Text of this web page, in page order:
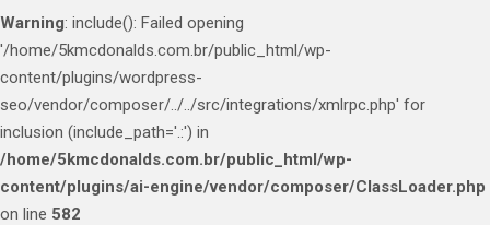
Warning: include(): Failed opening
'/home/5kmcdonalds.com.br/public_html/wp-
content/plugins/wordpress-
seo/vendor/composer/../../src/integrations/xmlrpc.php' for
inclusion (include_path='.:') in
/home/5kmcdonalds.com.br/public_html/wp-
content/plugins/ai-engine/vendor/composer/ClassLoader.php
on line 582